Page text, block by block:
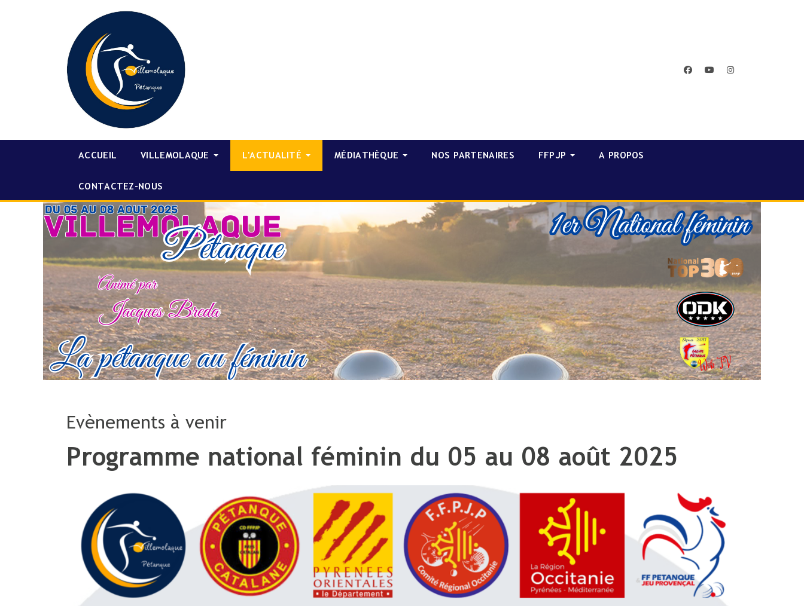
facebookyoutubeinstagram
ACCUEIL VILLEMOLAQUE L'ACTUALITÉ MÉDIATHÈQUE NOS PARTENAIRES FFPJP A PROPOS
CONTACTEZ-NOUS
Evènements à venir
Programme national féminin du 05 au 08 août 2025